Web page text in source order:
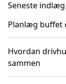
Seneste indlæg
Planlæg buffet
Hvordan
sammen